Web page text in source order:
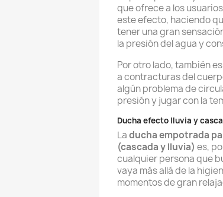
que ofrece a los
este efecto, haciendo
tener una gran
la presión del agua y
Por otro lado, también
a contracturas del
algún problema de
presión y jugar con la
Ducha efecto lluvia y
Laducha empotrada
(cascada y lluvia) es,
cualquier persona que
vaya más allá de la
momentos de gran